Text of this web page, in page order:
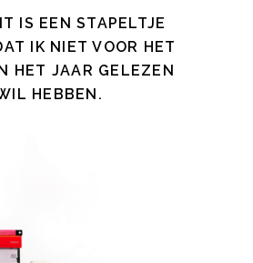
IS EEN STAPELTJE
IK NIET VOOR HET
HET JAAR GELEZEN
HEBBEN.